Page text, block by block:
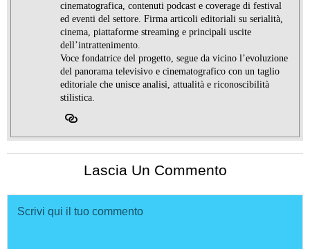
cinematografica, contenuti podcast e coverage di festival
ed eventi del settore. Firma articoli editoriali su serialità,
cinema, piattaforme streaming e principali uscite
dell’intrattenimento.
Voce fondatrice del progetto, segue da vicino l’evoluzione
del panorama televisivo e cinematografico con un taglio
editoriale che unisce analisi, attualità e riconoscibilità
stilistica.
Lascia Un Commento